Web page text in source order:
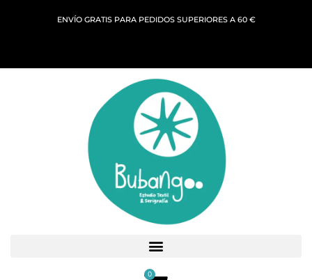
ENVÍO GRATIS PARA PEDIDOS SUPERIORES A 60 €
0